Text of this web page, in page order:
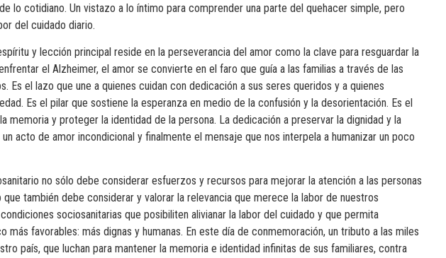
lo cotidiano. Un vistazo a lo íntimo para comprender una parte del quehacer simple, pero
del cuidado diario.
y lección principal reside en la perseverancia del amor como la clave para resguardar la
el Alzheimer, el amor se convierte en el faro que guía a las familias a través de las
Es el lazo que une a quienes cuidan con dedicación a sus seres queridos y a quienes
Es el pilar que sostiene la esperanza en medio de la confusión y la desorientación. Es el
memoria y proteger la identidad de la persona. La dedicación a preservar la dignidad y la
acto de amor incondicional y finalmente el mensaje que nos interpela a humanizar un poco
no sólo debe considerar esfuerzos y recursos para mejorar la atención a las personas
también debe considerar y valorar la relevancia que merece la labor de nuestros
sociosanitarias que posibiliten alivianar la labor del cuidado y que permita
más favorables: más dignas y humanas. En este día de conmemoración, un tributo a las miles
país, que luchan para mantener la memoria e identidad infinitas de sus familiares, contra